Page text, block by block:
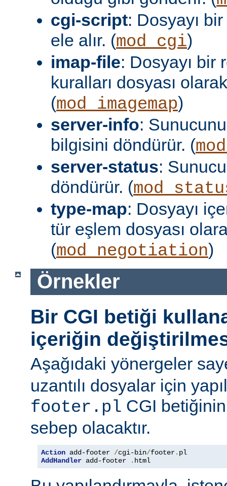
cgi-script: Dosyayı
ele alır. (mod_cgi)
imap-file: Dosyayı bir
kuralları dosyası
(mod_imagemap)
server-info:
bilgisini döndürür. (
server-status:
döndürür. (
type-map: Dosyayı
tür eşlem dosyası
(mod_negotiation)
Örnekler
Bir CGI betiği
içeriğin
Aşağıdaki yönergeler
uzantılı dosyalar için
footer.pl CGI
sebep olacaktır.
Action add-footer /cgi-bin/footer.
AddHandler add-footer . html